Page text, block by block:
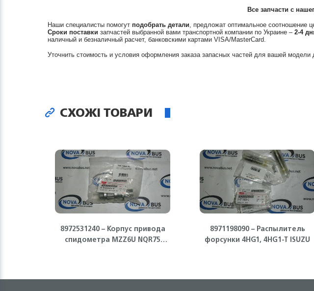
Все запчасти с
Наши специалисты помогут подобрать детали, предложат оптимальное соотношение
Сроки поставки запчастей выбранной вами транспортной компании по Украине – 2-4
наличный и безналичный расчет, банковскими картами VISA/MasterCard.
Уточнить стоимость и условия оформления заказа запасных частей для вашей
СХОЖІ ТОВАРИ
8972531240 – Корпус привода
спидометра MZZ6U NQR75
8971198090 – Распылитель
форсунки 4HG1, 4HG1-T ISUZU